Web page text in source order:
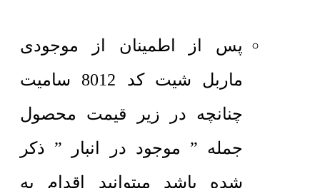
پس از اطمینان از موجودی
ماربل شیت کد 8012 سامیت
چنانچه در زیر قیمت محصول
جمله ” موجود در انبار ” ذکر
شده باشد میتوانید اقدام به